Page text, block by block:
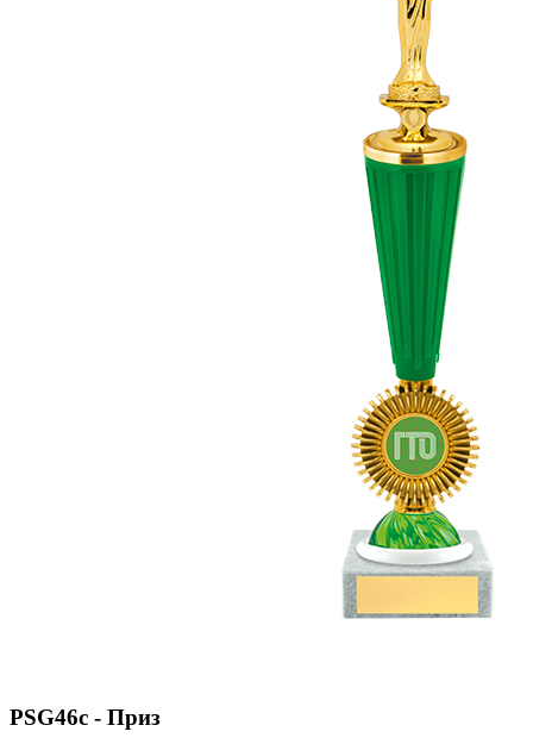
PSG46c - Приз